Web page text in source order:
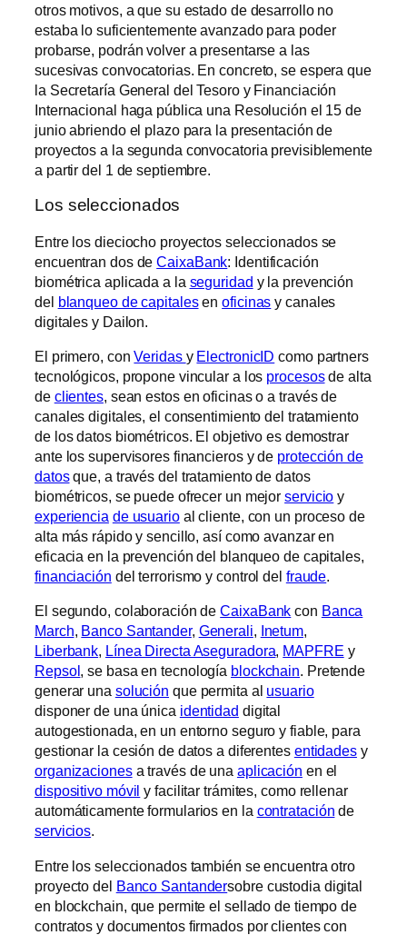
otros motivos, a que su estado de desarrollo no
estaba lo suficientemente avanzado para poder
probarse, podrán volver a presentarse a las
sucesivas convocatorias. En concreto, se espera que
la Secretaría General del Tesoro y Financiación
Internacional haga pública una Resolución el 15 de
junio abriendo el plazo para la presentación de
proyectos a la segunda convocatoria previsiblemente
a partir del 1 de septiembre.
Los seleccionados
Entre los dieciocho proyectos seleccionados se
encuentran dos deCaixaBank: Identificación
biométrica aplicada a la seguridad y la prevención
del blanqueo de capitalesenoficinas y canales
digitales y Dailon.
El primero, conVeridas y ElectronicID como partners
tecnológicos, propone vincular a los procesosde alta
de clientes, sean estos en oficinas o a través de
canales digitales, el consentimiento del tratamiento
de los datos biométricos. El objetivo es demostrar
ante los supervisores financieros y de protección de
datosque, a través del tratamiento de datos
biométricos, se puede ofrecer un mejorservicio y
experiencia de usuarioal cliente, con un proceso de
alta más rápido y sencillo, así como avanzar en
eficacia en la prevención del blanqueo de capitales,
financiación del terrorismo y control del fraude.
El segundo, colaboración deCaixaBank con Banca
March, Banco Santander, Generali, Inetum,
Liberbank, Línea Directa Aseguradora, MAPFRE y
Repsol, se basa en tecnología blockchain. Pretende
generar una solución que permita al usuario
disponer de una única identidad digital
autogestionada, en un entorno seguro y fiable, para
gestionar la cesión de datos a diferentes entidadesy
organizacionesa través de una aplicación en el
dispositivo móvil y facilitar trámites, como rellenar
automáticamente formularios en la contratación de
servicios.
Entre los seleccionados también se encuentra otro
proyecto del Banco Santandersobre custodia digital
en blockchain, que permite el sellado de tiempo de
contratos y documentos firmados por clientes con